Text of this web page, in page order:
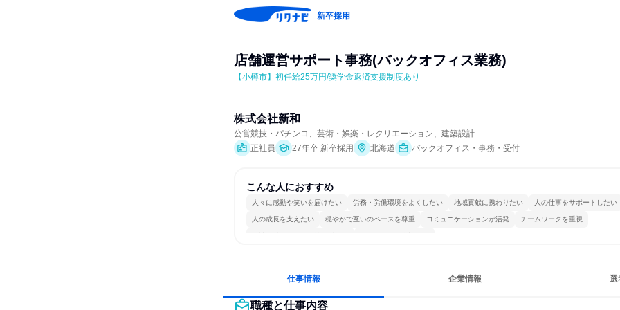
新卒採用
店舗運営サポート事務(バックオフィス業務)
【小樽市】初任給25万円/奨学金返済支援制度あり
株式会社新和
公営競技・パチンコ、芸術・娯楽・レクリエーション、建築設計
正社員
27年卒 新卒採用 北海道 バックオフィス・事務・受付
こんな人におすすめ
人々に感動や笑いを届けたい 労務・労働環境をよくしたい 地域貢献に携わりたい 人の仕事をサポートしたい
人の成長を支えたい 穏やかで互いのペースを尊重 コミュニケーションが活発 チームワークを重視
女性が働きやすい環境で働ける 人とたくさん会話する
仕事情報 企業情報 選
職種と仕事内容